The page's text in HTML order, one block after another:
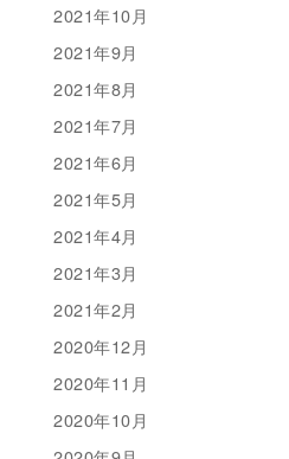
2021年10月
2021年9月
2021年8月
2021年7月
2021年6月
2021年5月
2021年4月
2021年3月
2021年2月
2020年12月
2020年11月
2020年10月